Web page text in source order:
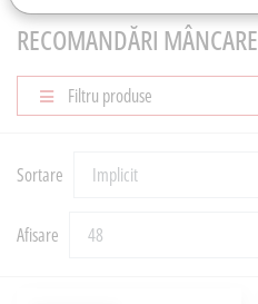
RECOMANDĂRI MÂNCARE
Filtru produse
Sortare
Afisare